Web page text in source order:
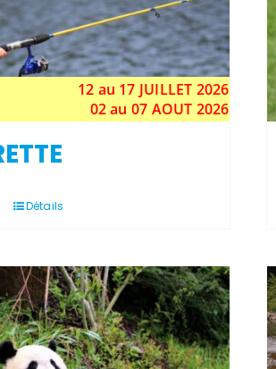
12 au 17 JUILLET 2026
02 au 07 AOUT 2026
Détails